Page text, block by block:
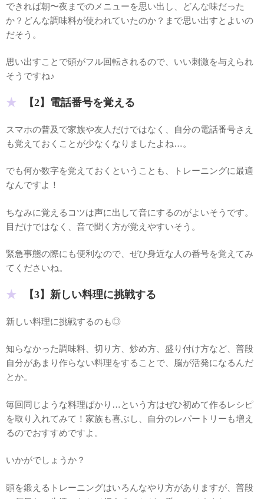
できれば朝〜夜までのメニューを思い出し、どんな味だった
か？どんな調味料が使われていたのか？まで思い出すとよいの
だそう。
思い出すことで頭がフル回転されるので、いい刺激を与えられ
そうですね♪
【2】電話番号を覚える
スマホの普及で家族や友人だけではなく、自分の電話番号さえ
も覚えておくことが少なくなりましたよね…。
でも何か数字を覚えておくということも、トレーニングに最適
なんですよ！
ちなみに覚えるコツは声に出して音にするのがよいそうです。
目だけではなく、音で聞く方が覚えやすいそう。
緊急事態の際にも便利なので、ぜひ身近な人の番号を覚えてみ
てくださいね。
【3】新しい料理に挑戦する
新しい料理に挑戦するのも◎
知らなかった調味料、切り方、炒め方、盛り付け方など、普段
自分があまり作らない料理をすることで、脳が活発になるんだ
とか。
毎回同じような料理ばかり…という方はぜひ初めて作るレシピ
を取り入れてみて！家族も喜ぶし、自分のレパートリーも増え
るのでおすすめですよ。
いかがでしょうか？
頭を鍛えるトレーニングはいろんなやり方がありますが、普段